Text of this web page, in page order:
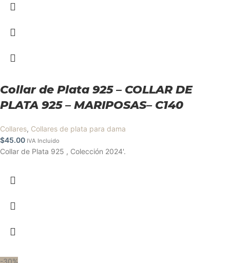
Collar de Plata 925 – COLLAR DE
PLATA 925 – MARIPOSAS– C140
Collares, Collares de plata para dama
$45.00 IVA Incluido
Collar de Plata 925 , Colección 2024'.
-30%